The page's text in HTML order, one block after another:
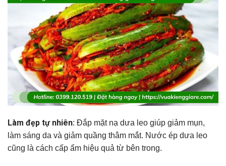
Làm đẹp tự nhiên: Đắp mặt nạ dưa leo giúp giảm mụn,
làm sáng da và giảm quầng thâm mắt. Nước ép dưa leo
cũng là cách cấp ẩm hiệu quả từ bên trong.